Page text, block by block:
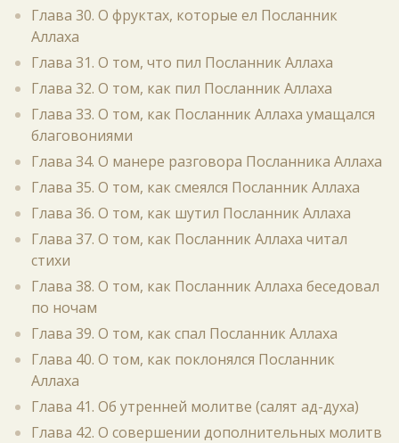
Глава 30. О фруктах, которые ел Посланник
Аллаха
Глава 31. О том, что пил Посланник Аллаха
Глава 32. О том, как пил Посланник Аллаха
Глава 33. О том, как Посланник Аллаха умащался
благовониями
Глава 34. О манере разговора Посланника Аллаха
Глава 35. О том, как смеялся Посланник Аллаха
Глава 36. О том, как шутил Посланник Аллаха
Глава 37. О том, как Посланник Аллаха читал
стихи
Глава 38. О том, как Посланник Аллаха беседовал
по ночам
Глава 39. О том, как спал Посланник Аллаха
Глава 40. О том, как поклонялся Посланник
Аллаха
Глава 41. Об утренней молитве (салят ад-духа)
Глава 42. О совершении дополнительных молитв